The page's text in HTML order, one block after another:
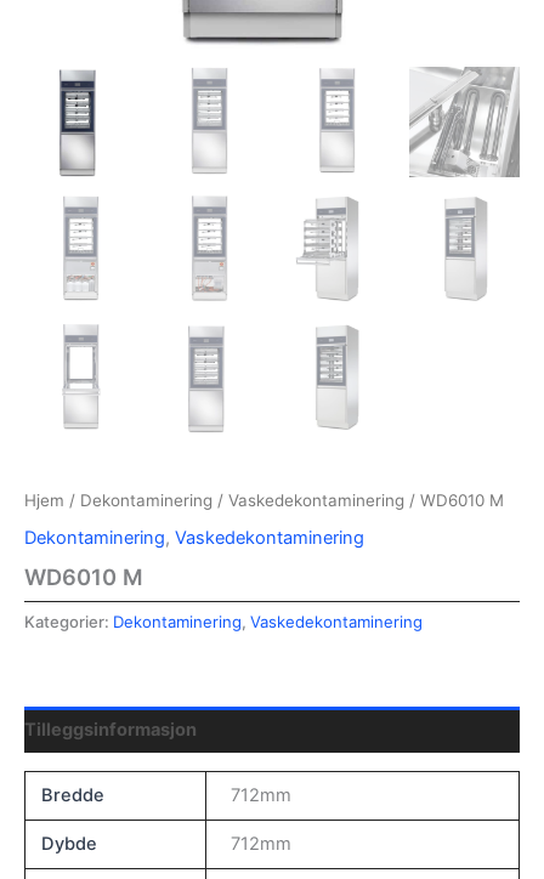
Hjem / Dekontaminering / Vaskedekontaminering / WD6010 M
Dekontaminering, Vaskedekontaminering
WD6010 M
Kategorier: Dekontaminering, Vaskedekontaminering
Tilleggsinformasjon
Bredde 712mm
Dybde 712mm